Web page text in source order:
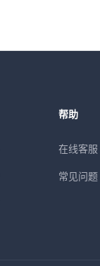
帮助
在线客服
常见问题